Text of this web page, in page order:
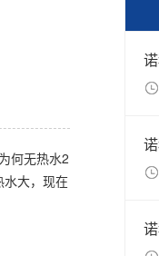
何无热水2
水大，现在